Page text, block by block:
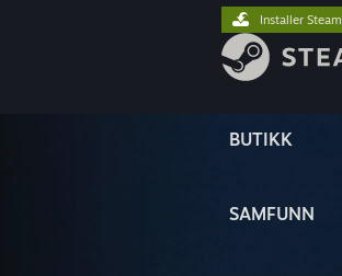
BUTIKK
SAMFUNN
Installer Steam